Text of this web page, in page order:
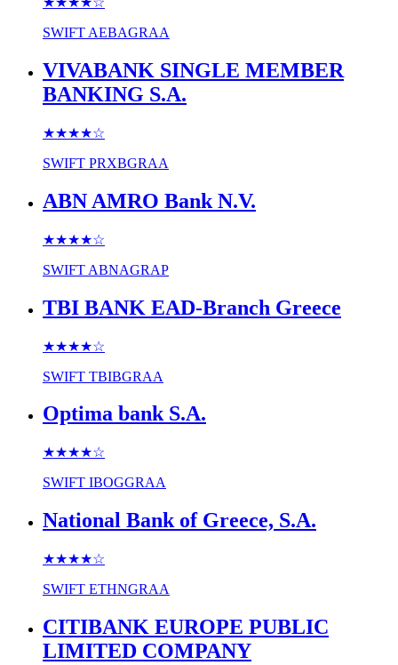
SWIFT AEBAGRAA
VIVABANK SINGLE MEMBER
BANKING S.A.
★★★★☆
SWIFT PRXBGRAA
ABN AMRO Bank N.V.
★★★★☆
SWIFT ABNAGRAP
TBI BANK EAD-Branch Greece
★★★★☆
SWIFT TBIBGRAA
Optima bank S.A.
★★★★☆
SWIFT IBOGGRAA
National Bank of Greece, S.A.
★★★★☆
SWIFT ETHNGRAA
CITIBANK EUROPE PUBLIC
LIMITED COMPANY